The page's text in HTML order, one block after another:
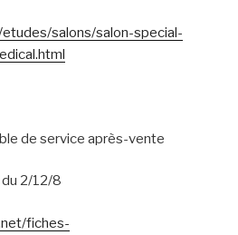
salons/salon-special-
de service après-vente
du 2/12/8
fiches-